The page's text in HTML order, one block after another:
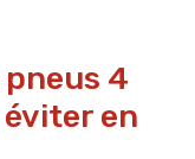
4
en